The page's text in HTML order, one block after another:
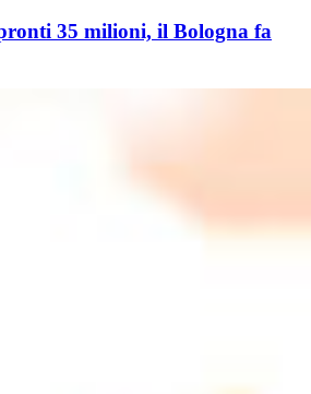
35 milioni, il Bologna fa